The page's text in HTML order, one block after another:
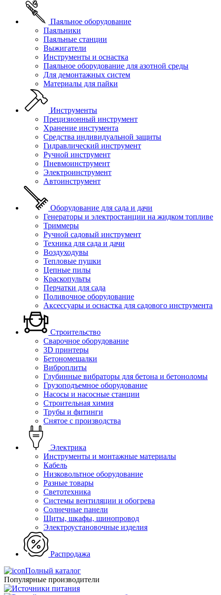
Паяльное оборудование
Паяльники
Паяльные станции
Выжигатели
Инструменты и оснастка
Паяльное оборудование для азотной среды
Для демонтажных систем
Материалы для пайки
Инструменты
Прецизионный инструмент
Хранение инстумента
Средства индивидуальной защиты
Гидравлический инструмент
Ручной инструмент
Пневмоинструмент
Электроинструмент
Автоинструмент
Оборудование для сада и дачи
Генераторы и электростанции на жидком топливе
Триммеры
Ручной садовый инструмент
Техника для сада и дачи
Воздуходувы
Тепловые пушки
Цепные пилы
Краскопульты
Перчатки для сада
Поливочное оборудование
Аксессуары и оснастка для садового инструмента
Строительство
Сварочное оборудование
3D принтеры
Бетономешалки
Виброплиты
Глубинные вибраторы для бетона и бетоноломы
Грузоподъемное оборудование
Насосы и насосные станции
Строительная химия
Трубы и фитинги
Снятое с производства
Электрика
Инструменты и монтажные материалы
Кабель
Низковольтное оборудование
Разные товары
Светотехника
Системы вентиляции и обогрева
Солнечные панели
Щиты, шкафы, шинопровод
Электроустановочные изделия
Распродажа
Полный каталог
Популярные производители